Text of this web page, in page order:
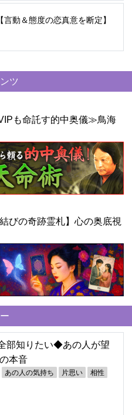
動＆態度の恋真意を断定】
ツ
も命託す的中奥儀≫鳥海
びの奇跡霊札】心の奥底視
部知りたい◆あの人が望
本音
あの人の気持ち 片思い 相性